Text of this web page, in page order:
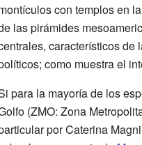
con templos en
las pirámides
característicos de
como muestra el
para la mayoría de los
(ZMO: Zona
por Caterina